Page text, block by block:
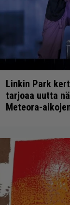
Linkin Park
tarjoaa uutta
Meteora-